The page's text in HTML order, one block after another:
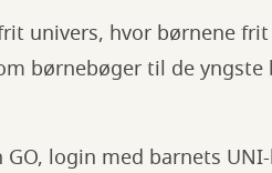
univers, hvor børnene
børnebøger til de
GO, login med barnets